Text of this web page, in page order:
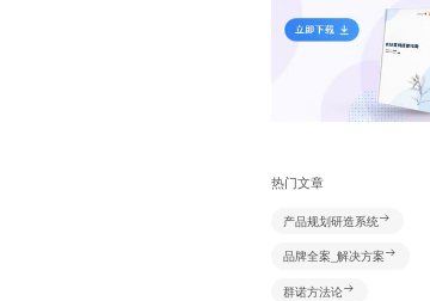
热门文章
产品规划研造系统
品牌全案_解决方案
群诺方法论